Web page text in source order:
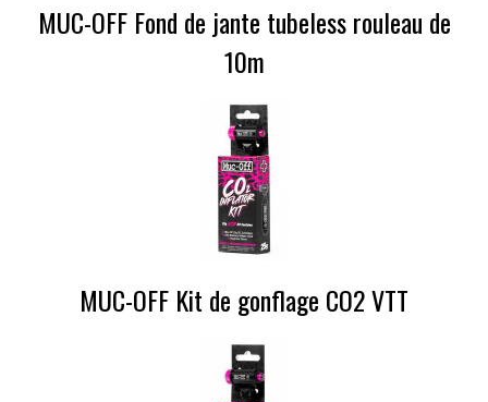
MUC-OFF Fond de jante tubeless rouleau de
10m
MUC-OFF Kit de gonflage CO2 VTT